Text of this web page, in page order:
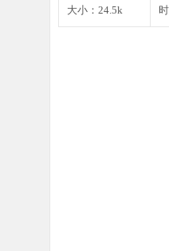
大小：24.5k